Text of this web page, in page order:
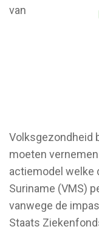
van
Volksgezondheid
moeten
actiemodel welke
Suriname (VMS)
vanwege de
Staats